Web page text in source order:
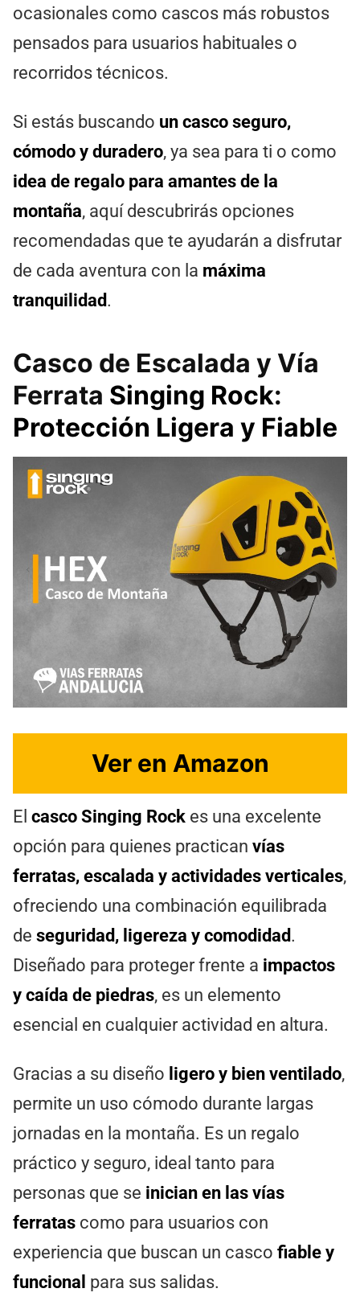
ocasionales como cascos más robustos
pensados para usuarios habituales o
recorridos técnicos.
Si estás buscando un casco seguro,
cómodo y duradero, ya sea para ti o como
idea de regalo para amantes de la
montaña, aquí descubrirás opciones
recomendadas que te ayudarán a disfrutar
de cada aventura con la máxima
tranquilidad.
Casco de Escalada y Vía
Ferrata Singing Rock:
Protección Ligera y Fiable
Ver en Amazon
El casco Singing Rock es una excelente
opción para quienes practican vías
ferratas, escalada y actividades verticales,
ofreciendo una combinación equilibrada
de seguridad, ligereza y comodidad.
Diseñado para proteger frente a impactos
y caída de piedras, es un elemento
esencial en cualquier actividad en altura.
Gracias a su diseño ligero y bien ventilado,
permite un uso cómodo durante largas
jornadas en la montaña. Es un regalo
práctico y seguro, ideal tanto para
personas que se inician en las vías
ferratas como para usuarios con
experiencia que buscan un casco fiable y
funcional para sus salidas.